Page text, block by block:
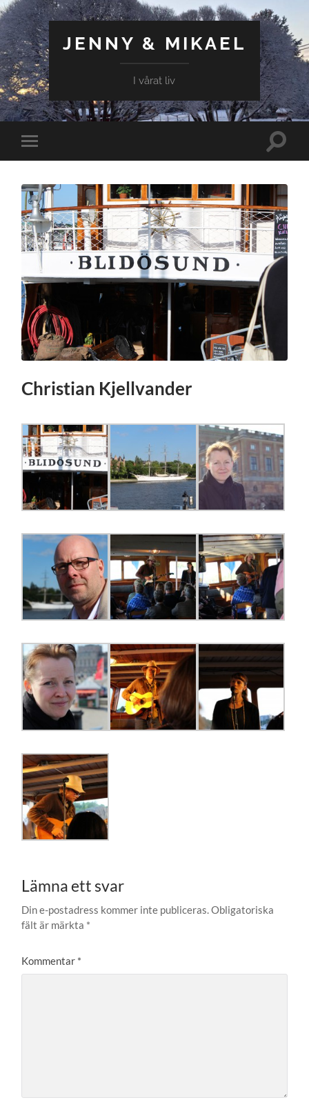
JENNY & MIKAEL
I vårat liv
Slå
på/av
Slå
Christian Kjellvander
Lämna ett svar
Din e-postadress kommer inte publiceras.Obligatoriska
fält är märkta *
Kommentar *